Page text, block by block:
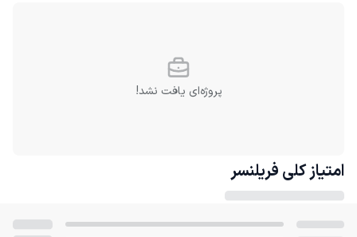
پروژه‌ای یافت نشد!
امتیاز کلی فریلنسر